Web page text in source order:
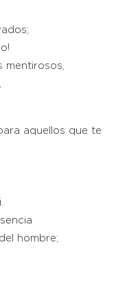
mentirosos,
aquellos que te
hombre;